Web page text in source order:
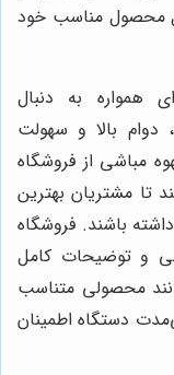
محصول مناسب خود
همواره به دنبال
دوام بالا و سهولت
مباشی از فروشگاه
تا مشتریان بهترین
باشند. فروشگاه
و توضیحات کامل
محصولی متناسب
دستگاه اطمینان